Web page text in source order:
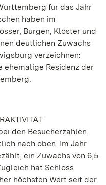
für das Jahr
haben im
Burgen, Klöster und
deutlichen Zuwachs
verzeichnen:
ehemalige Residenz der
den Besucherzahlen
nach oben. Im Jahr
ein Zuwachs von 6,5
hat Schloss
höchsten Wert seit der